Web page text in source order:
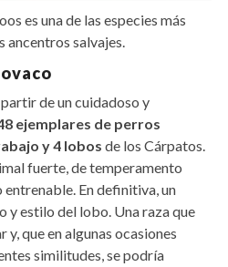
es una de las especies más
ancentros salvajes.
de un cuidadoso y
ejemplares de perros
y 4 lobos de los Cárpatos.
fuerte, de temperamento
En definitiva, un
y estilo del lobo. Una raza que
y, que en algunas ocasiones
similitudes, se podría